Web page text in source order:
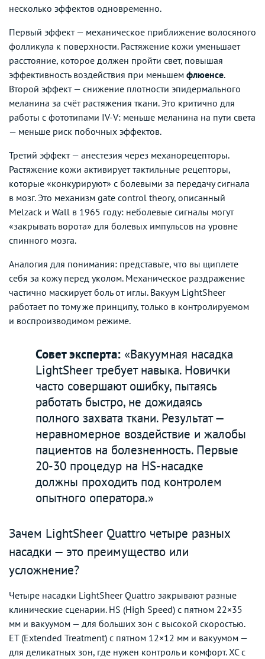
несколько эффектов одновременно.
Первый эффект — механическое приближение волосяного
фолликула к поверхности. Растяжение кожи уменьшает
расстояние, которое должен пройти свет, повышая
эффективность воздействия при меньшем флюенсе.
Второй эффект — снижение плотности эпидермального
меланина за счёт растяжения ткани. Это критично для
работы с фототипами IV-V: меньше меланина на пути света
— меньше риск побочных эффектов.
Третий эффект — анестезия через механорецепторы.
Растяжение кожи активирует тактильные рецепторы,
которые «конкурируют» с болевыми за передачу сигнала
в мозг. Это механизм gate control theory, описанный
Melzack и Wall в 1965 году: неболевые сигналы могут
«закрывать ворота» для болевых импульсов на уровне
спинного мозга.
Аналогия для понимания: представьте, что вы щиплете
себя за кожу перед уколом. Механическое раздражение
частично маскирует боль от иглы. Вакуум LightSheer
работает по тому же принципу, только в контролируемом
и воспроизводимом режиме.
Совет эксперта: «Вакуумная насадка
LightSheer требует навыка. Новички
часто совершают ошибку, пытаясь
работать быстро, не дожидаясь
полного захвата ткани. Результат —
неравномерное воздействие и жалобы
пациентов на болезненность. Первые
20-30 процедур на HS-насадке
должны проходить под контролем
опытного оператора.»
Зачем LightSheer Quattro четыре разных
насадки — это преимущество или
усложнение?
Четыре насадки LightSheer Quattro закрывают разные
клинические сценарии. HS (High Speed) с пятном 22×35
мм и вакуумом — для больших зон с высокой скоростью.
ET (Extended Treatment) с пятном 12×12 мм и вакуумом —
для деликатных зон, где нужен контроль и комфорт. XC с